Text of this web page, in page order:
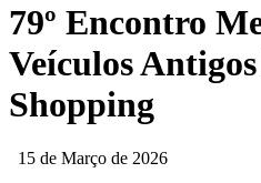
79º Encontro
Veículos
Shopping
15 de Março de 2026